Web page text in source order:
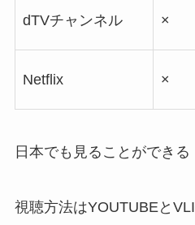
dTVチャンネル ×
Netflix ×
日本でも見ることができる
視聴方法はYOUTUBEと